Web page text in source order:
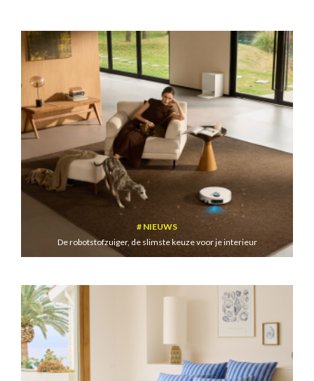
NIEUWS
De robotstofzuiger, de slimste keuze voor je interieur